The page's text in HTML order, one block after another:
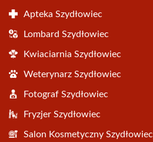
Apteka Szydłowiec
Lombard Szydłowiec
Kwiaciarnia Szydłowiec
Weterynarz Szydłowiec
Fotograf Szydłowiec
Fryzjer Szydłowiec
Salon Kosmetyczny Szydłowiec